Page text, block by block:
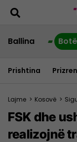
Ballina
Prishtina
Lajme > Kosovë >
FSK dhe
realizojnë